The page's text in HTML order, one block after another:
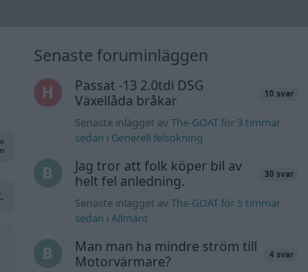
Senaste foruminläggen
Passat -13 2.0tdi DSG
Växellåda bråkar
10 svar
Senaste inlägget avThe-GOAT för 3 timmar
sedan i Generell felsökning
Jag tror att folk köper bil av
helt fel anledning.
30 svar
Senaste inlägget avThe-GOAT för 5 timmar
sedan iAllmänt
Man man ha mindre ström till
Motorvärmare?
4 svar